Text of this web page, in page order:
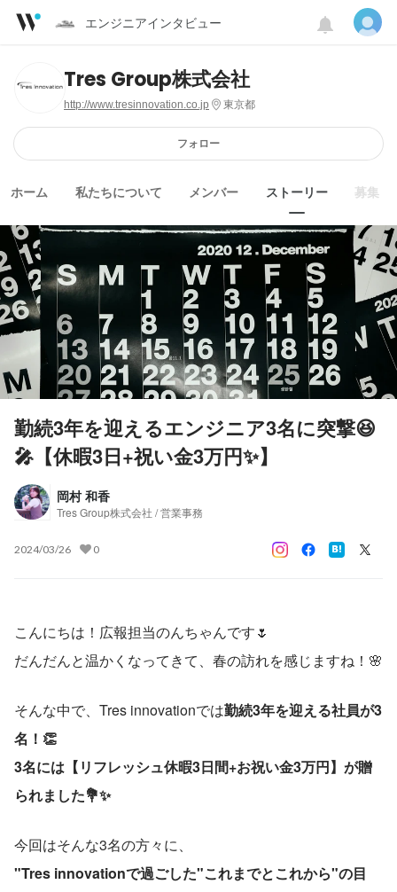
エンジニアインタビュー
Tres Group株式会社
http://www.tresinnovation.co.jp 東京都
フォロー
ホーム 私たちについて メンバー ストーリー 募集
勤続3年を迎えるエンジニア3名に突撃😆
🎤【休暇3日+祝い金3万円✨】
岡村 和香
Tres Group株式会社 / 営業事務
2024/03/26 0
こんにちは！広報担当のんちゃんです🌷
だんだんと温かくなってきて、春の訪れを感じますね！🌸
そんな中で、Tres innovationでは勤続3年を迎える社員が3
名！👏
3名には【リフレッシュ休暇3日間+お祝い金3万円】が贈
られました💐✨
今回はそんな3名の方々に、
"Tres innovationで過ごした"これまでとこれから"の目